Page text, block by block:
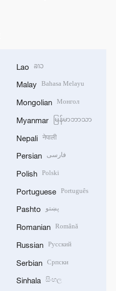
Lao ລາວ
Malay Bahasa Melayu
Mongolian Монгол
Myanmar မြန်မာဘာသာ
Nepali नेपाली
Persian فارسی
Polish Polski
Portuguese Português
Pashto پښتو
Romanian Română
Russian Русский
Serbian Српски
Sinhala සිංහල